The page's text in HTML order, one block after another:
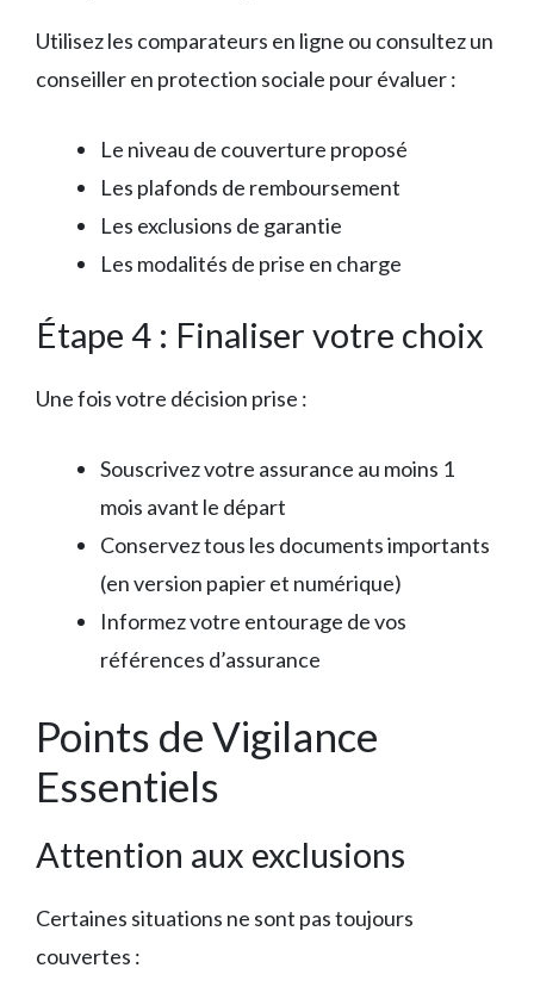
Utilisez les comparateurs en ligne ou consultez un
conseiller en protection sociale pour évaluer :
Le niveau de couverture proposé
Les plafonds de remboursement
Les exclusions de garantie
Les modalités de prise en charge
Étape 4 : Finaliser votre choix
Une fois votre décision prise :
Souscrivez votre assurance au moins 1
mois avant le départ
Conservez tous les documents importants
(en version papier et numérique)
Informez votre entourage de vos
références d’assurance
Points de Vigilance
Essentiels
Attention aux exclusions
Certaines situations ne sont pas toujours
couvertes :